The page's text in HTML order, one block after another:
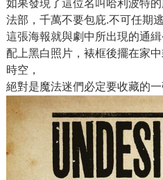
如果發現了這位名叫哈利波特
法部，千萬不要包庇.不可任期逃
這張海報就與劇中所出現的通
配上黑白照片，裱框後擺在家
時空，
絕對是魔法迷們必定要收藏的一